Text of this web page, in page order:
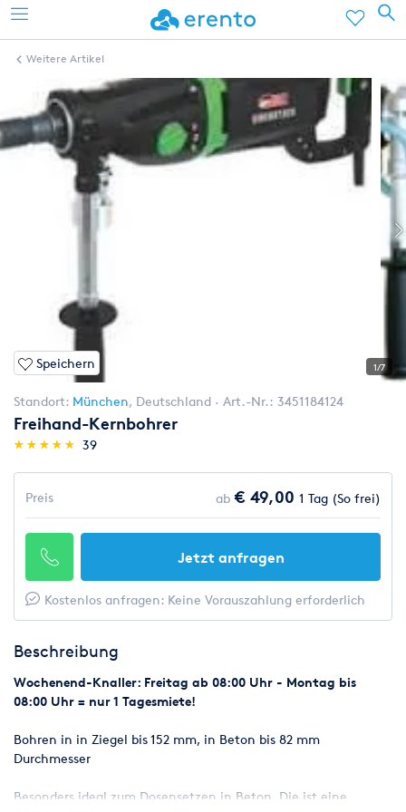
Weitere Artikel
Speichern 1/7
Standort: München, Deutschland Art.-Nr.: 3451184124
Freihand-Kernbohrer
(*)
★
★
(*)★
★
(*) ★
★
(*) ★
★
(*) ★
★ 39
Preis ab € 49,00 1 Tag (So frei)
Jetzt anfragen
Kostenlos anfragen: Keine Vorauszahlung erforderlich
Beschreibung
Wochenend-Knaller: Freitag ab 08:00 Uhr - Montag bis
08:00 Uhr = nur 1 Tagesmiete!
Bohren in in Ziegel bis 152 mm, in Beton bis 82 mm
Durchmesser
Besonders ideal zum Dosensetzen in Beton. Die ist eine